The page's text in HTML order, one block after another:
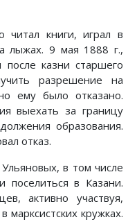
книги, играл в
лыжах. 9 мая 1888 г.,
казни старшего
разрешение на
ему было отказано.
выехать за границу
образования.
отказ.
в том числе
в Казани.
активно участвуя,
марксистских кружках.